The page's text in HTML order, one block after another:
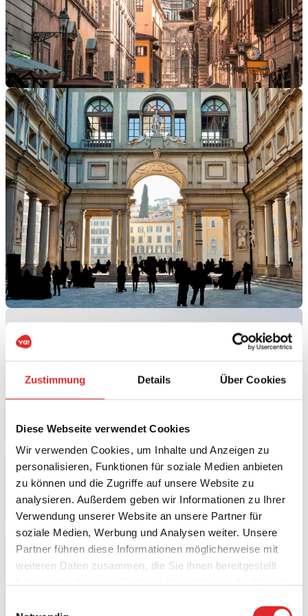
Zustimmung Details Über Cookies
Diese Webseite verwendet Cookies
Wir verwenden Cookies, um Inhalte und Anzeigen zu
personalisieren, Funktionen für soziale Medien anbieten
zu können und die Zugriffe auf unsere Website zu
analysieren. Außerdem geben wir Informationen zu Ihrer
Verwendung unserer Website an unsere Partner für
soziale Medien, Werbung und Analysen weiter. Unsere
Partner führen diese Informationen möglicherweise mit
weiteren Daten zusammen, die Sie ihnen bereitgestellt